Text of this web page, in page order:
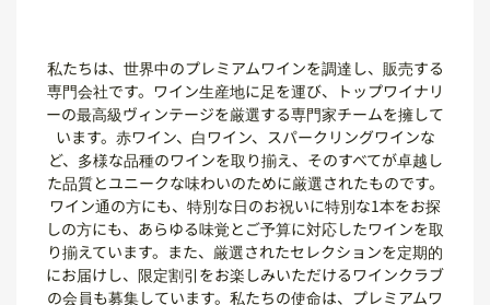
私たちは、世界中のプレミアムワインを調達し、販売する
専門会社です。ワイン生産地に足を運び、トップワイナリ
ーの最高級ヴィンテージを厳選する専門家チームを擁して
います。赤ワイン、白ワイン、スパークリングワインな
ど、多様な品種のワインを取り揃え、そのすべてが卓越し
た品質とユニークな味わいのために厳選されたものです。
ワイン通の方にも、特別な日のお祝いに特別な1本をお探
しの方にも、あらゆる味覚とご予算に対応したワインを取
り揃えています。また、厳選されたセレクションを定期的
にお届けし、限定割引をお楽しみいただけるワインクラブ
の会員も募集しています。私たちの使命は、プレミアムワ